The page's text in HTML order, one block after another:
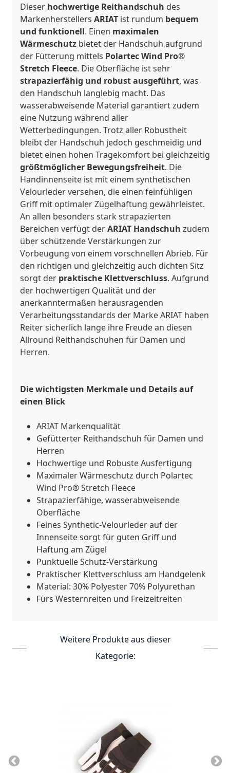
Dieser hochwertige Reithandschuh des
Markenherstellers ARIAT ist rundum bequem
und funktionell. Einen maximalen
Wärmeschutz bietet der Handschuh aufgrund
der Fütterung mittels Polartec Wind Pro®
Stretch Fleece. Die Oberfläche ist sehr
strapazierfähig und robust ausgeführt, was
den Handschuh langlebig macht. Das
wasserabweisende Material garantiert zudem
eine Nutzung während aller
Wetterbedingungen. Trotz aller Robustheit
bleibt der Handschuh jedoch geschmeidig und
bietet einen hohen Tragekomfort bei gleichzeitig
größtmöglicher Bewegungsfreiheit. Die
Handinnenseite ist mit einem synthetischen
Velourleder versehen, die einen feinfühligen
Griff mit optimaler Zügelhaftung gewährleistet.
An allen besonders stark strapazierten
Bereichen verfügt derARIAT Handschuh zudem
über schützende Verstärkungen zur
Vorbeugung von einem vorschnellen Abrieb. Für
den richtigen und gleichzeitig auch dichten Sitz
sorgt der praktische Klettverschluss. Aufgrund
der hochwertigen Qualität und der
anerkanntermaßen herausragenden
Verarbeitungsstandards der Marke ARIAT haben
Reiter sicherlich lange ihre Freude an diesen
Allround Reithandschuhen für Damen und
Herren.
Die wichtigsten Merkmale und Details auf
einen Blick
ARIAT Markenqualität
Gefütterter Reithandschuh für Damen und
Herren
Hochwertige und Robuste Ausfertigung
Maximaler Wärmeschutz durch Polartec
Wind Pro® Stretch Fleece
Strapazierfähige, wasserabweisende
Oberfläche
Feines Synthetic-Velourleder auf der
Innenseite sorgt für guten Griff und
Haftung am Zügel
Punktuelle Schutz-Verstärkung
Praktischer Klettverschluss am Handgelenk
Material: 30% Polyester 70% Polyurethan
Fürs Westernreiten und Freizeitreiten
Weitere Produkte aus dieser
Kategorie: